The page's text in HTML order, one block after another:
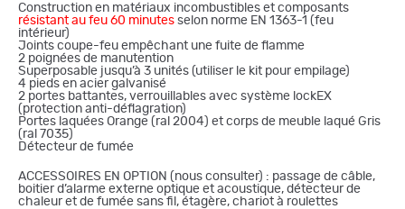
Construction en matériaux incombustibles et composants
résistant au feu 60 minutes selon norme EN 1363-1 (feu
intérieur)
Joints coupe-feu empêchant une fuite de flamme
2 poignées de manutention
Superposable jusqu’à 3 unités (utiliser le kit pour empilage)
4 pieds en acier galvanisé
2 portes battantes, verrouillables avec système lockEX
(protection anti-déflagration)
Portes laquées Orange (ral 2004) et corps de meuble laqué Gris
(ral 7035)
Détecteur de fumée
ACCESSOIRES EN OPTION (nous consulter) : passage de câble,
boitier d’alarme externe optique et acoustique, détecteur de
chaleur et de fumée sans fil, étagère, chariot à roulettes